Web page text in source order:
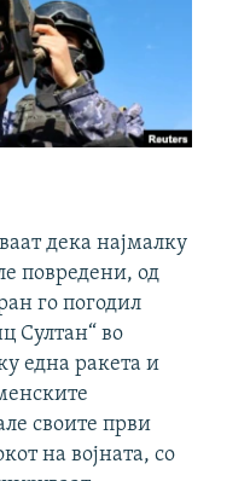
дека најмалку
повредени, од
го погодил
Султан“ во
една ракета и
своите први
на војната, со